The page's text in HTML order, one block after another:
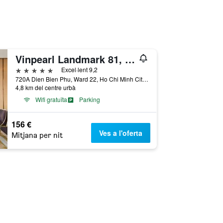
Vinpearl Landmark 81, Autograph Collection
5 estrelles
Excel·lent 9,2
720A Dien Bien Phu, Ward 22, Ho Chi Minh City, Vietnam
4,8 km del centre urbà
Wifi gratuïta
Parking
156 €
Mitjana per nit Ves a l'oferta